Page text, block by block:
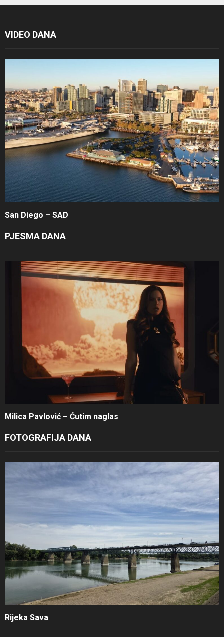
VIDEO DANA
San Diego – SAD
PJESMA DANA
Milica Pavlović – Ćutim naglas
FOTOGRAFIJA DANA
Rijeka Sava